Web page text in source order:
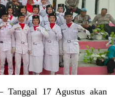
Tanggal 17 Agustus akan